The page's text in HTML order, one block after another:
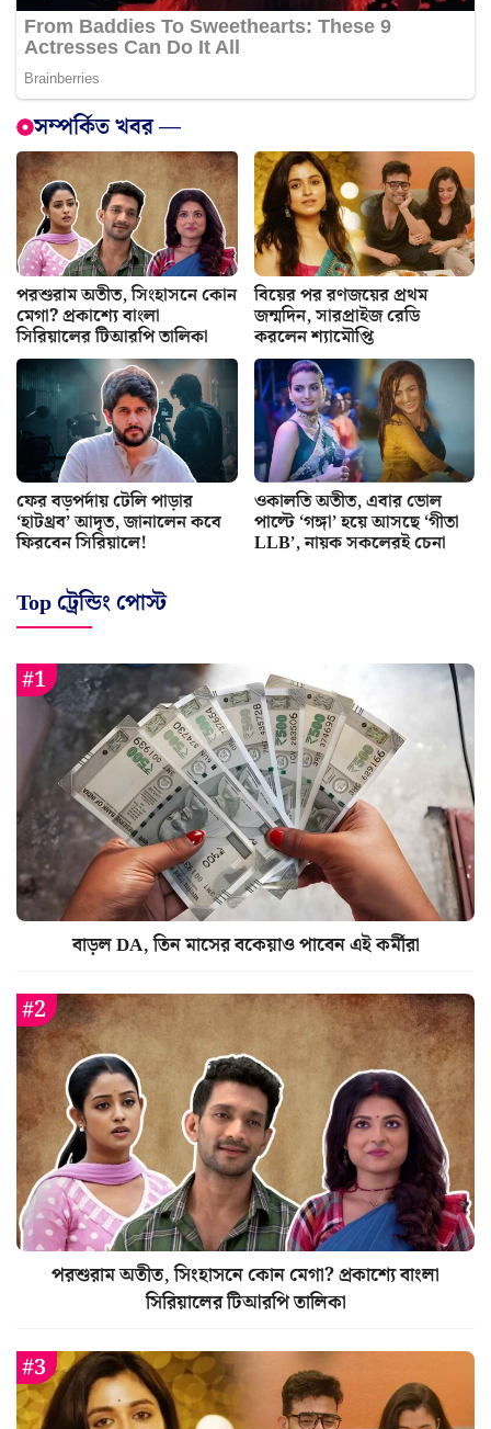
সম্পর্কিত খবর —
পরশুরাম অতীত, সিংহাসনে কোন
মেগা? প্রকাশ্যে বাংলা
সিরিয়ালের টিআরপি তালিকা
বিয়ের পর রণজয়ের প্রথম
জন্মদিন, সারপ্রাইজ রেডি
করলেন শ্যামৌপ্তি
ফের বড়পর্দায় টেলি পাড়ার
‘হাটথ্রব’ আদৃত, জানালেন কবে
ফিরবেন সিরিয়ালে!
ওকালতি অতীত, এবার ভোল
পাল্টে ‘গঙ্গা’ হয়ে আসছে ‘গীতা
LLB’, নায়ক সকলেরই চেনা
Top ট্রেন্ডিং পোস্ট
বাড়ল DA, তিন মাসের বকেয়াও পাবেন এই কর্মীরা
পরশুরাম অতীত, সিংহাসনে কোন মেগা? প্রকাশ্যে বাংলা
সিরিয়ালের টিআরপি তালিকা